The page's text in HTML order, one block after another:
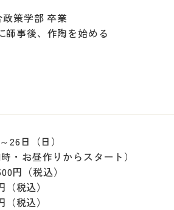
策学部 卒業
事後、作陶を始める
26日（日）
・お昼作りからスタート）
円（税込）
込）
込）